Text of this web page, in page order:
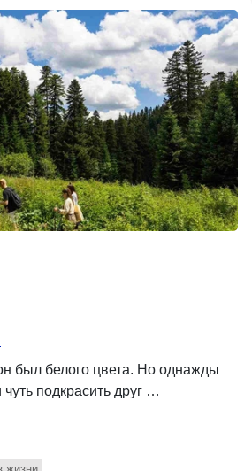
был белого цвета. Но однажды
подкрасить друг …